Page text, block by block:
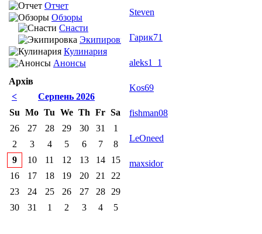
Steven
Гарик71
aleks1_1
Kos69
fishman08
LeOneed
maxsidor
Отчет
Обзоры
Снасти
Экипировка
Кулинария
Анонсы
Архів
<
Серпень 2026
Su Mo Tu We Th Fr Sa
26
27 28 29 30 31
1
2
3 4 5 6 7
8
9
10 11 12 13 14
15
16
17 18 19 20 21
22
23
24 25 26 27 28
29
30
31 1 2 3 4 5